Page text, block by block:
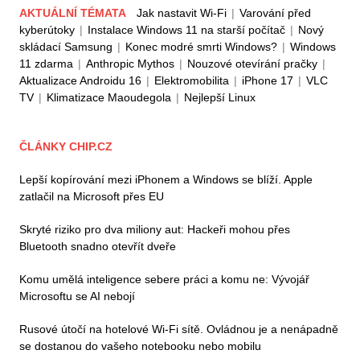
AKTUÁLNÍ TÉMATA Jak nastavit Wi-Fi | Varování před
kyberútoky | Instalace Windows 11 na starší počítač | Nový
skládací Samsung | Konec modré smrti Windows? | Windows
11 zdarma | Anthropic Mythos | Nouzové otevírání pračky |
Aktualizace Androidu 16 | Elektromobilita | iPhone 17 | VLC
TV | Klimatizace Maoudegola | Nejlepší Linux
ČLÁNKY CHIP.CZ
Lepší kopírování mezi iPhonem a Windows se blíží. Apple
zatlačil na Microsoft přes EU
Skryté riziko pro dva miliony aut: Hackeři mohou přes
Bluetooth snadno otevřít dveře
Komu umělá inteligence sebere práci a komu ne: Vývojář
Microsoftu se AI nebojí
Rusové útočí na hotelové Wi-Fi sítě. Ovládnou je a nenápadně
se dostanou do vašeho notebooku nebo mobilu